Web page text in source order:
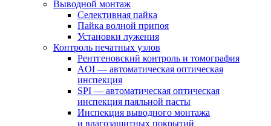
Выводной монтаж
Селективная пайка
Пайка волной припоя
Установки лужения
Контроль печатных узлов
Рентгеновский контроль и томография
AOI — автоматическая оптическая
инспекция
SPI — автоматическая оптическая
инспекция паяльной пасты
Инспекция выводного монтажа
и влагозащитных покрытий